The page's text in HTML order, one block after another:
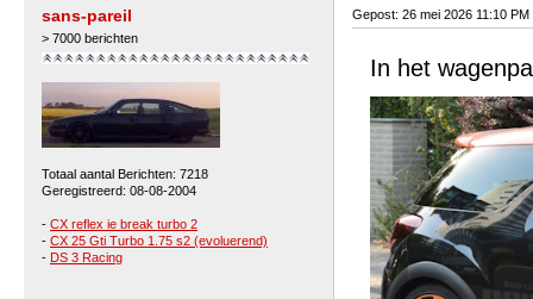
sans-pareil
> 7000 berichten
Totaal aantal Berichten: 7218
Geregistreerd: 08-08-2004
- CX reflex ie break turbo 2
- CX 25 Gti Turbo 1.75 s2 (evoluerend)
- DS 3 Racing
Gepost: 26 mei 2026 11:10 PM
In het